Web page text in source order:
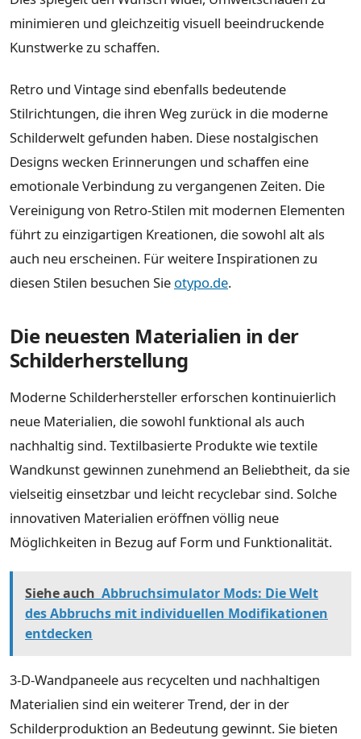
minimieren und gleichzeitig visuell beeindruckende
Kunstwerke zu schaffen.
Retro und Vintage sind ebenfalls bedeutende
Stilrichtungen, die ihren Weg zurück in die moderne
Schilderwelt gefunden haben. Diese nostalgischen
Designs wecken Erinnerungen und schaffen eine
emotionale Verbindung zu vergangenen Zeiten. Die
Vereinigung von Retro-Stilen mit modernen Elementen
führt zu einzigartigen Kreationen, die sowohl alt als
auch neu erscheinen. Für weitere Inspirationen zu
diesen Stilen besuchen Sie otypo.de.
Die neuesten Materialien in der
Schilderherstellung
Moderne Schilderhersteller erforschen kontinuierlich
neue Materialien, die sowohl funktional als auch
nachhaltig sind. Textilbasierte Produkte wie textile
Wandkunst gewinnen zunehmend an Beliebtheit, da sie
vielseitig einsetzbar und leicht recyclebar sind. Solche
innovativen Materialien eröffnen völlig neue
Möglichkeiten in Bezug auf Form und Funktionalität.
Siehe auch Abbruchsimulator Mods: Die Welt
des Abbruchs mit individuellen Modifikationen
entdecken
3-D-Wandpaneele aus recycelten und nachhaltigen
Materialien sind ein weiterer Trend, der in der
Schilderproduktion an Bedeutung gewinnt. Sie bieten